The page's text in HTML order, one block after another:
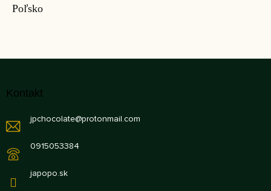
Poľsko
p
t
e
Kontakt
jpchocolate@protonmail.com
0915053384
japopo.sk